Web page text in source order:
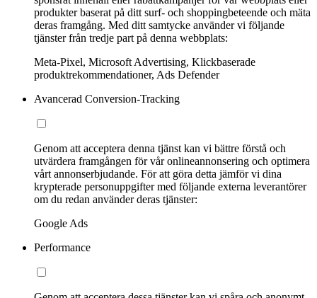
produkter baserat på ditt surf- och shoppingbeteende och mäta
deras framgång. Med ditt samtycke använder vi följande
tjänster från tredje part på denna webbplats:
Meta-Pixel, Microsoft Advertising, Klickbaserade
produktrekommendationer, Ads Defender
Avancerad Conversion-Tracking
Genom att acceptera denna tjänst kan vi bättre förstå och
utvärdera framgången för vår onlineannonsering och optimera
vårt annonserbjudande. För att göra detta jämför vi dina
krypterade personuppgifter med följande externa leverantörer
om du redan använder deras tjänster:
Google Ads
Performance